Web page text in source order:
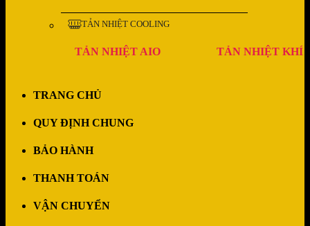
TẢN NHIỆT COOLING
TẢN NHIỆT AIO TẢN NHIỆT KHÍ
TRANG CHỦ
QUY ĐỊNH CHUNG
BẢO HÀNH
THANH TOÁN
VẬN CHUYỂN